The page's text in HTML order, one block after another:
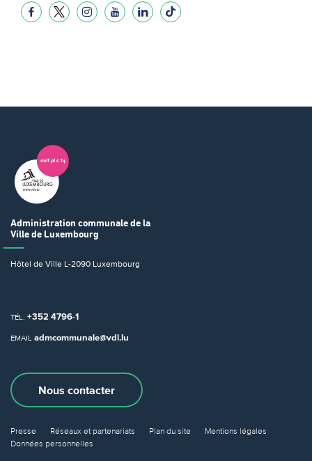
Administration communale de la
Ville de Luxembourg
Hôtel de Ville L-2090 Luxembourg
TÉL. +352 4796-1
EMAIL admcommunale@vdl.lu
Nous contacter
Presse Réseaux et partenariats Plan du site
Mentions légales
Données personnelles